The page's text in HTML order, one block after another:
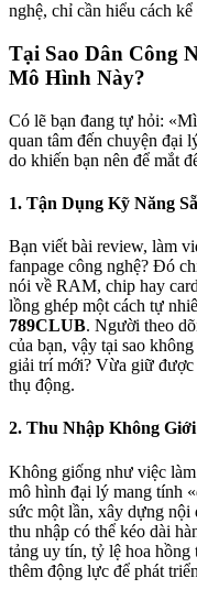
nghệ, chỉ cần hiểu cách
Tại Sao Dân Công
Mô Hình Này?
Có lẽ bạn đang tự hỏi:
quan tâm đến chuyện đại
do khiến bạn nên để mắt
1. Tận Dụng Kỹ Năng
Bạn viết bài review, làm
fanpage công nghệ? Đó
nói về RAM, chip hay
lồng ghép một cách tự
789CLUB. Người theo
của bạn, vậy tại sao
giải trí mới? Vừa giữ được
thụ động.
2. Thu Nhập Không
Không giống như việc
mô hình đại lý mang tính
sức một lần, xây dựng nội
thu nhập có thể kéo dài
tảng uy tín, tỷ lệ hoa hồng
thêm động lực để phát